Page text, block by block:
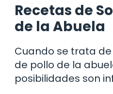
Recetas de
de la Abuela
Cuando se trata
de pollo de la
posibilidades son